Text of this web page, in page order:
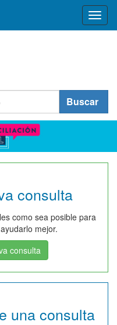
Buscar
consulta
como sea posible para
mejor.
consulta
una consulta